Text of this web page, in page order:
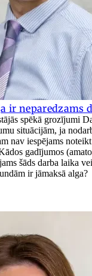
ir neparedzams
spēkā grozījumi
situācijām, ja
nav iespējams
gadījumos
šāds darba laika
ir jāmaksā alga?